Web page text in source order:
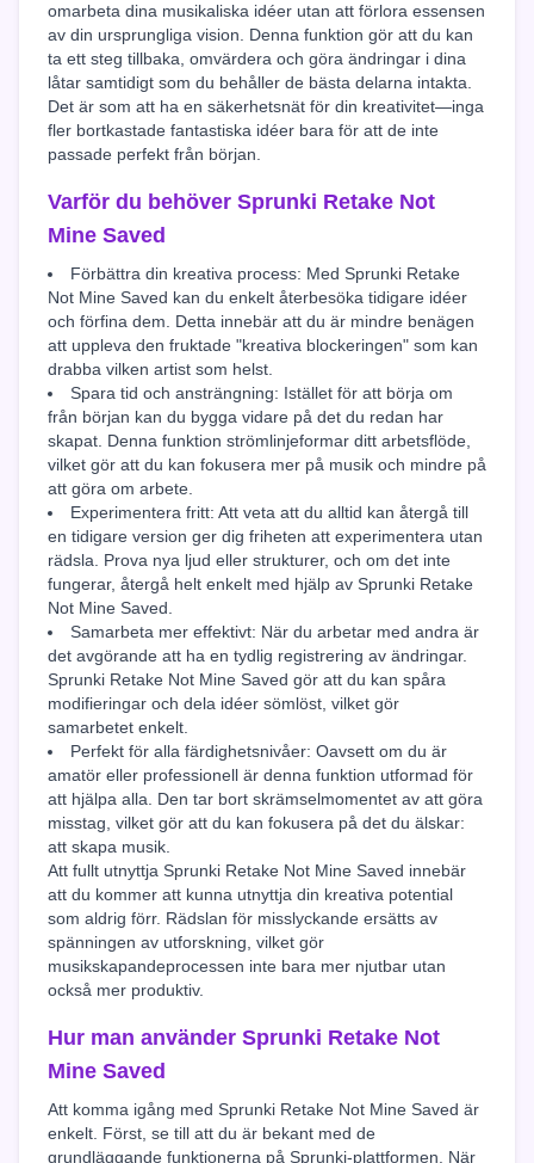
omarbeta dina musikaliska idéer utan att förlora essensen
av din ursprungliga vision. Denna funktion gör att du kan
ta ett steg tillbaka, omvärdera och göra ändringar i dina
låtar samtidigt som du behåller de bästa delarna intakta.
Det är som att ha en säkerhetsnät för din kreativitet—inga
fler bortkastade fantastiska idéer bara för att de inte
passade perfekt från början.
Varför du behöver Sprunki Retake Not
Mine Saved
Förbättra din kreativa process: Med Sprunki Retake
Not Mine Saved kan du enkelt återbesöka tidigare idéer
och förfina dem. Detta innebär att du är mindre benägen
att uppleva den fruktade "kreativa blockeringen" som kan
drabba vilken artist som helst.
Spara tid och ansträngning: Istället för att börja om
från början kan du bygga vidare på det du redan har
skapat. Denna funktion strömlinjeformar ditt arbetsflöde,
vilket gör att du kan fokusera mer på musik och mindre på
att göra om arbete.
Experimentera fritt: Att veta att du alltid kan återgå till
en tidigare version ger dig friheten att experimentera utan
rädsla. Prova nya ljud eller strukturer, och om det inte
fungerar, återgå helt enkelt med hjälp av Sprunki Retake
Not Mine Saved.
Samarbeta mer effektivt: När du arbetar med andra är
det avgörande att ha en tydlig registrering av ändringar.
Sprunki Retake Not Mine Saved gör att du kan spåra
modifieringar och dela idéer sömlöst, vilket gör
samarbetet enkelt.
Perfekt för alla färdighetsnivåer: Oavsett om du är
amatör eller professionell är denna funktion utformad för
att hjälpa alla. Den tar bort skrämselmomentet av att göra
misstag, vilket gör att du kan fokusera på det du älskar:
att skapa musik.
Att fullt utnyttja Sprunki Retake Not Mine Saved innebär
att du kommer att kunna utnyttja din kreativa potential
som aldrig förr. Rädslan för misslyckande ersätts av
spänningen av utforskning, vilket gör
musikskapandeprocessen inte bara mer njutbar utan
också mer produktiv.
Hur man använder Sprunki Retake Not
Mine Saved
Att komma igång med Sprunki Retake Not Mine Saved är
enkelt. Först, se till att du är bekant med de
grundläggande funktionerna på Sprunki-plattformen. När